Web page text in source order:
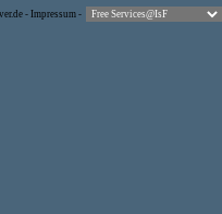
- Impressum -